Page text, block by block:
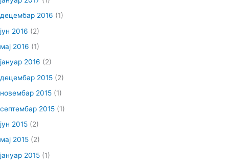
децембар 2016 (1)
јун 2016 (2)
мај 2016 (1)
јануар 2016 (2)
децембар 2015 (2)
новембар 2015 (1)
септембар 2015 (1)
јун 2015 (2)
мај 2015 (2)
јануар 2015 (1)